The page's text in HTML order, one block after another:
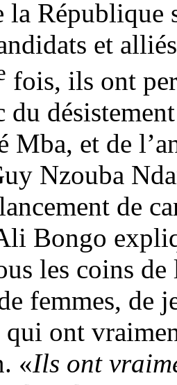
la
et
fois, ils ont
Mba, et de
Nzouba
de
Bongo
les coins
femmes, de
ont
«Ils ont